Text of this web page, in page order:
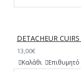
DETACHEUR
13,00€
Καλάθι Επιθυμητό